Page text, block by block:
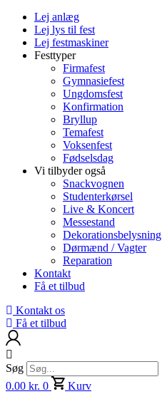
Lej anlæg
Lej lys til fest
Lej festmaskiner
Festtyper
Firmafest
Gymnasiefest
Ungdomsfest
Konfirmation
Bryllup
Temafest
Voksenfest
Fødselsdag
Vi tilbyder også
Snackvognen
Studenterkørsel
Live & Koncert
Messestand
Dekorationsbelysning
Dørmænd / Vagter
Reparation
Kontakt
Få et tilbud
Kontakt os
Få et tilbud
Søg
0.00 kr. 0 Kurv